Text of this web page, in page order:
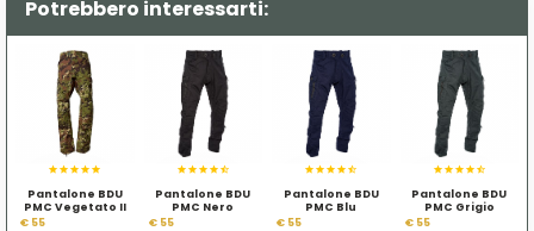
Potrebbero interessarti:
Pantalone BDU
PMC Vegetato II
€ 55
Pantalone BDU
PMC Nero
€ 55
Pantalone BDU
PMC Blu
€ 55
Pantalone BDU
PMC Grigio
€ 55